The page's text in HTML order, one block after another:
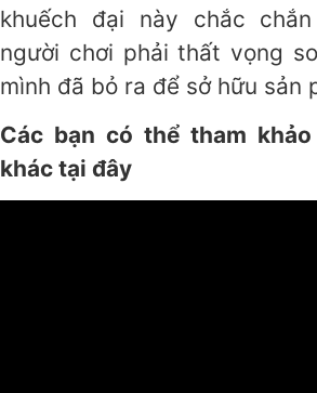
khuếch đại này chắc
người chơi phải thất vọng
mình đã bỏ ra để sở hữu sản
Các bạn có thể tham
khác tại đây